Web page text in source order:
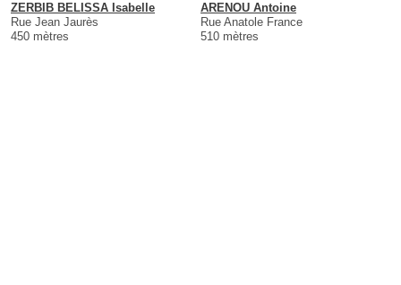
ZERBIB BELISSA Isabelle
Rue Jean Jaurès
450 mètres
ARENOU Antoine
Rue Anatole France
510 mètres